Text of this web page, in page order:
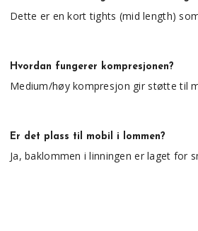
Dette er en kort tights (mid length)
Hvordan fungerer kompresjonen?
Medium/høy kompresjon gir støtte til
Er det plass til mobil i lommen?
Ja, baklommen i linningen er laget for